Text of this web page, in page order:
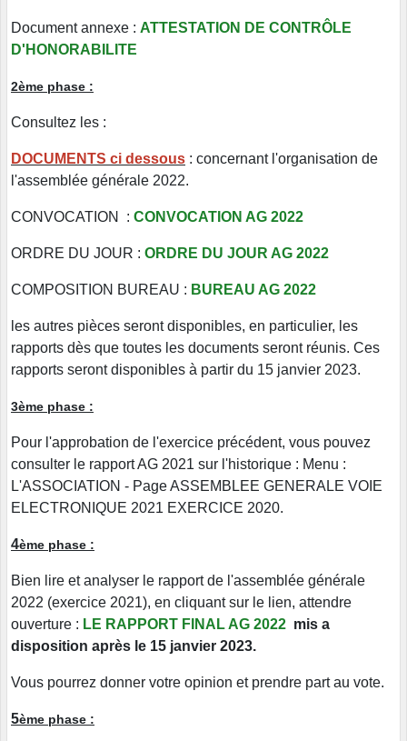
Document annexe : ATTESTATION DE CONTRÔLE
D'HONORABILITE
2ème phase :
Consultez les :
DOCUMENTS ci dessous : concernant l'organisation de
l'assemblée générale 2022.
CONVOCATION : CONVOCATION AG 2022
ORDRE DU JOUR : ORDRE DU JOUR AG 2022
COMPOSITION BUREAU : BUREAU AG 2022
les autres pièces seront disponibles, en particulier, les
rapports dès que toutes les documents seront réunis. Ces
rapports seront disponibles à partir du 15 janvier 2023.
3ème phase :
Pour l'approbation de l'exercice précédent, vous pouvez
consulter le rapport AG 2021 sur l'historique : Menu :
L'ASSOCIATION - Page ASSEMBLEE GENERALE VOIE
ELECTRONIQUE 2021 EXERCICE 2020.
4ème phase :
Bien lire et analyser le rapport de l'assemblée générale
2022 (exercice 2021), en cliquant sur le lien, attendre
ouverture : LE RAPPORT FINAL AG 2022 mis a
disposition après le 15 janvier 2023.
Vous pourrez donner votre opinion et prendre part au vote.
5ème phase :